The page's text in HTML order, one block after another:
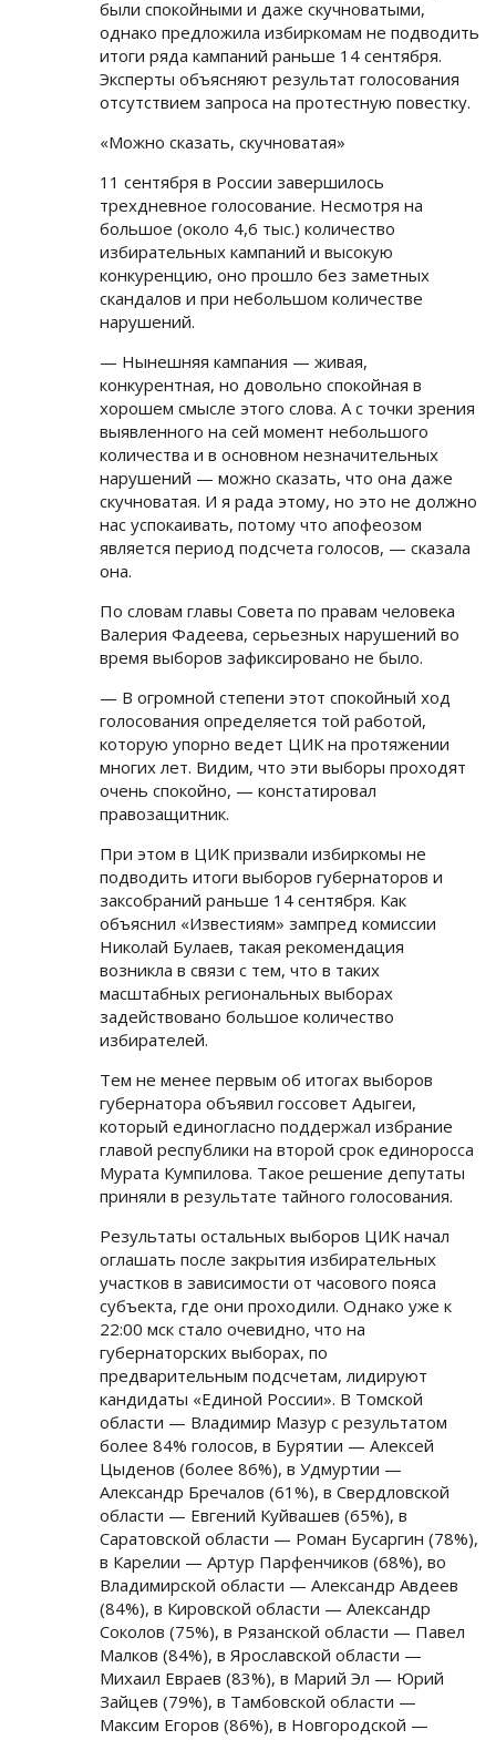
были спокойными и даже скучноватыми,
однако предложила избиркомам не подводить
итоги ряда кампаний раньше 14 сентября.
Эксперты объясняют результат голосования
отсутствием запроса на протестную повестку.
«Можно сказать, скучноватая»
11 сентября в России завершилось
трехдневное голосование. Несмотря на
большое (около 4,6 тыс.) количество
избирательных кампаний и высокую
конкуренцию, оно прошло без заметных
скандалов и при небольшом количестве
нарушений.
— Нынешняя кампания — живая,
конкурентная, но довольно спокойная в
хорошем смысле этого слова. А с точки зрения
выявленного на сей момент небольшого
количества и в основном незначительных
нарушений — можно сказать, что она даже
скучноватая. И я рада этому, но это не должно
нас успокаивать, потому что апофеозом
является период подсчета голосов, — сказала
она.
По словам главы Совета по правам человека
Валерия Фадеева, серьезных нарушений во
время выборов зафиксировано не было.
— В огромной степени этот спокойный ход
голосования определяется той работой,
которую упорно ведет ЦИК на протяжении
многих лет. Видим, что эти выборы проходят
очень спокойно, — констатировал
правозащитник.
При этом в ЦИК призвали избиркомы не
подводить итоги выборов губернаторов и
заксобраний раньше 14 сентября. Как
объяснил «Известиям» зампред комиссии
Николай Булаев, такая рекомендация
возникла в связи с тем, что в таких
масштабных региональных выборах
задействовано большое количество
избирателей.
Тем не менее первым об итогах выборов
губернатора объявил госсовет Адыгеи,
который единогласно поддержал избрание
главой республики на второй срок единоросса
Мурата Кумпилова. Такое решение депутаты
приняли в результате тайного голосования.
Результаты остальных выборов ЦИК начал
оглашать после закрытия избирательных
участков в зависимости от часового пояса
субъекта, где они проходили. Однако уже к
22:00 мск стало очевидно, что на
губернаторских выборах, по
предварительным подсчетам, лидируют
кандидаты «Единой России». В Томской
области — Владимир Мазур с результатом
более 84% голосов, в Бурятии — Алексей
Цыденов (более 86%), в Удмуртии —
Александр Бречалов (61%), в Свердловской
области — Евгений Куйвашев (65%), в
Саратовской области — Роман Бусаргин (78%),
в Карелии — Артур Парфенчиков (68%), во
Владимирской области — Александр Авдеев
(84%), в Кировской области — Александр
Соколов (75%), в Рязанской области — Павел
Малков (84%), в Ярославской области —
Михаил Евраев (83%), в Марий Эл — Юрий
Зайцев (79%), в Тамбовской области —
Максим Егоров (86%), в Новгородской —